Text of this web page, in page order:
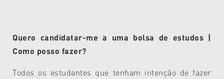
Quero candidatar-me a uma bolsa de estudos |
Como posso fazer?
Todos os estudantes que tenham intenção de fazer